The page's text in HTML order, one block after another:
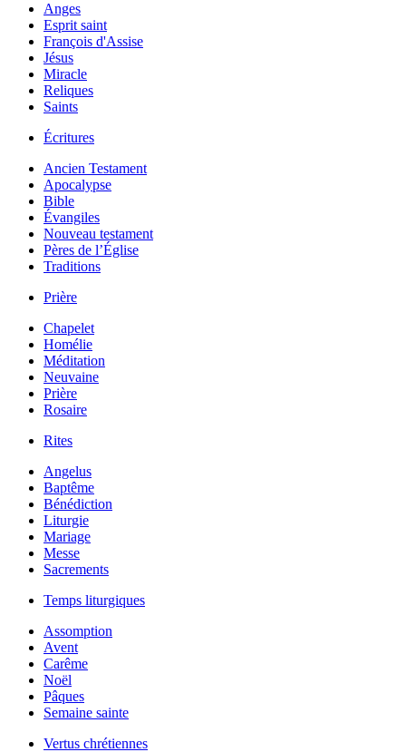
Anges
Esprit saint
François d'Assise
Jésus
Miracle
Reliques
Saints
Écritures
Ancien Testament
Apocalypse
Bible
Évangiles
Nouveau testament
Pères de l’Église
Traditions
Prière
Chapelet
Homélie
Méditation
Neuvaine
Prière
Rosaire
Rites
Angelus
Baptême
Bénédiction
Liturgie
Mariage
Messe
Sacrements
Temps liturgiques
Assomption
Avent
Carême
Noël
Pâques
Semaine sainte
Vertus chrétiennes